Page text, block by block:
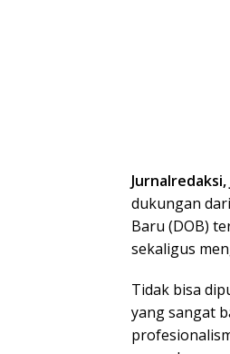
dukungan
Baru (DOB)
sekaligus
Tidak bisa
yang sangat